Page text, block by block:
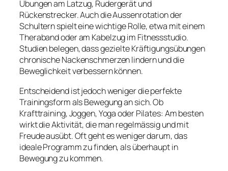
Übungen am Latzug, Rudergerät und
Rückenstrecker. Auch die Aussenrotation der
Schultern spielt eine wichtige Rolle, etwa mit einem
Theraband oder am Kabelzug im Fitnessstudio.
Studien belegen, dass gezielte Kräftigungsübungen
chronische Nackenschmerzen lindern und die
Beweglichkeit verbessern können.
Entscheidend ist jedoch weniger die perfekte
Trainingsform als Bewegung an sich. Ob
Krafttraining, Joggen, Yoga oder Pilates: Am besten
wirkt die Aktivität, die man regelmässig und mit
Freude ausübt. Oft geht es weniger darum, das
ideale Programm zu finden, als überhaupt in
Bewegung zu kommen.